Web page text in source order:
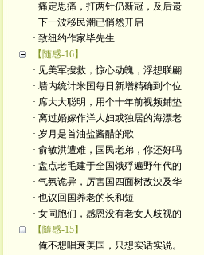
· 痛定思痛，打两针仍新冠，及后遗
· 下一波移民潮已悄然开启
· 致纽约作家毕先生
【随感-16】
· 见美军搜救，惊心动魄，浮想联翩
· 墙内统计米国每日新增精确到个位
· 席大大聪明，用个十年前视频鋪垫
· 离过婚嫁作洋人妇或独居的海漂老
· 岁月是首油盐酱醋的歌
· 俞敏洪遭难，国民老弟，你还好吗
· 盘点老毛建于全国饿殍遍野年代的
· 气氛诡异，厉害国四面树敌泱及华
· 也议回国养老的长和短
· 女同胞们，感恩没有老女人歧视的
【隨感-15】
· 俺不想唱衰美国，只想实话实说。